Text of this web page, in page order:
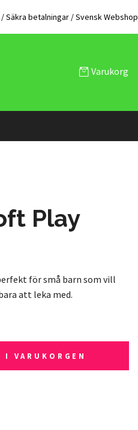
Säkra betalningar / Svensk Webshop
Varukorg
Play
för små barn som vill
att leka med.
I VARUKORGEN